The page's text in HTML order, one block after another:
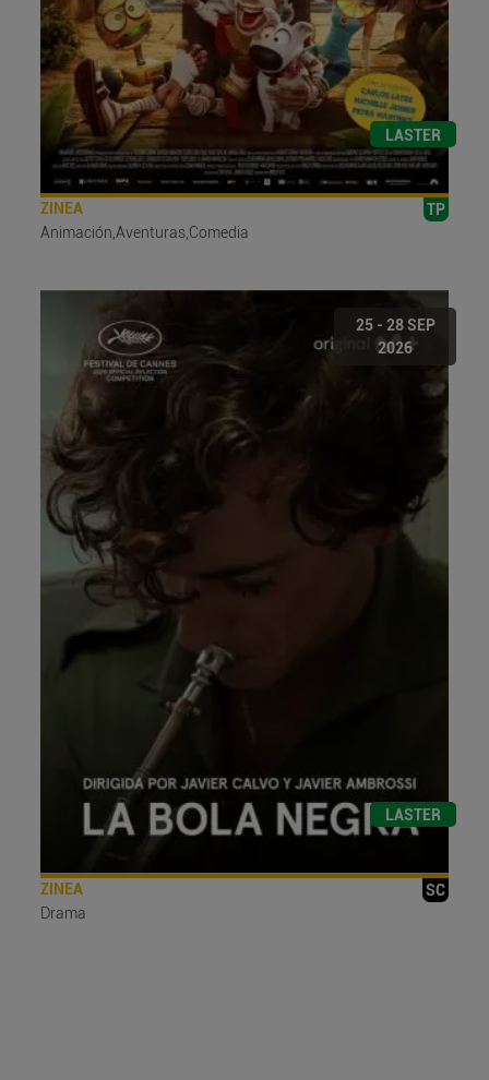
LASTER
ZINEA
TP
Animación,Aventuras,Comedia
25 - 28 SEP
2026
LASTER
ZINEA
SC
Drama